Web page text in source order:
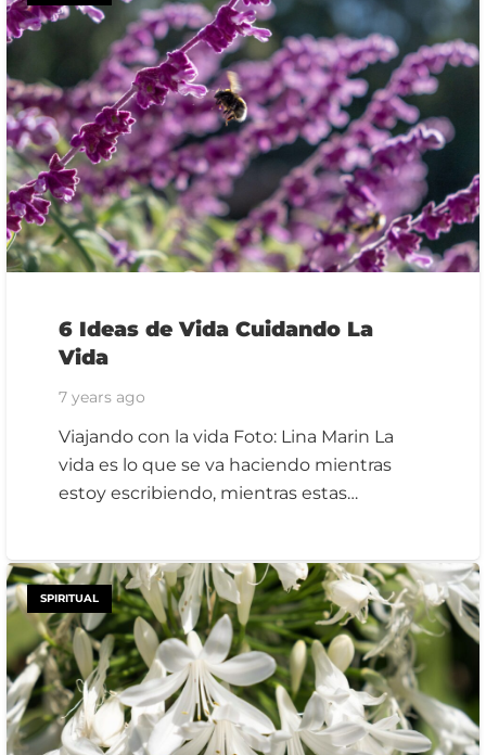
6 Ideas de Vida Cuidando La
Vida
7 years ago
Viajando con la vida Foto: Lina Marin La
vida es lo que se va haciendo mientras
estoy escribiendo, mientras estas…
SPIRITUAL